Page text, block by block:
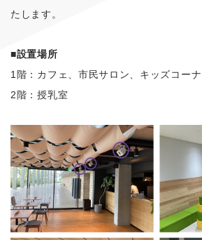
たします。
■設置場所
1階：カフェ、市民サロン、キッズコー
2階：授乳室